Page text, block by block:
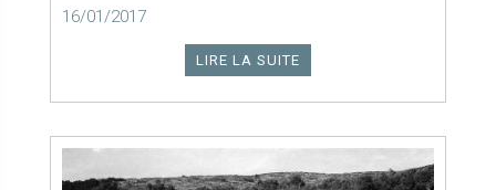
16/01/2017
LIRE LA SUITE